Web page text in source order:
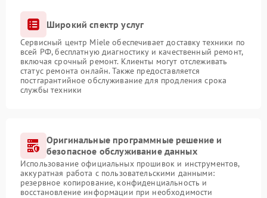
Широкий спектр услуг
Сервисный центр Miele обеспечивает доставку техники по
всей РФ, бесплатную диагностику и качественный ремонт,
включая срочный ремонт. Клиенты могут отслеживать
статус ремонта онлайн. Также предоставляется
постгарантийное обслуживание для продления срока
службы техники
Оригинальные программные решение и
безопасное обслуживание данных
Использование официальных прошивок и инструментов,
аккуратная работа с пользовательскими данными:
резервное копирование, конфиденциальность и
восстановление информации при необходимости